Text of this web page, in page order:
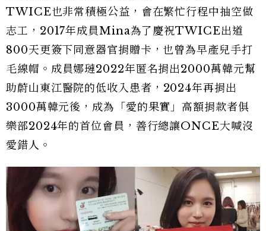
TWICE也非常積極公益，會在繁忙行程中抽空做
志工，2017年成員Mina為了慶祝TWICE出道
800天更簽下同意器官捐贈卡，也曾為早產兒手打
毛線帽。成員娜璉2022年匿名捐出2000萬韓元幫
助蔚山東江醫院的低收入患者，2024年再捐出
3000萬韓元後，成為「愛的果實」高額捐款者俱
樂部2024年的首位會員，善行總讓ONCE大喊沒
愛錯人。